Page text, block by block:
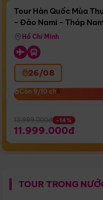
Còn16 ngày 15:31:14
Bay Sun Phuquoc
Tour Hàn Quốc Mùa
- Đảo Nami - Tháp
Airways)
Hồ Chí Minh
26/08
Còn 9/10 chỗ
Còn 9/10 chỗ
13.999.000đ -14%
11.999.000đ
TOUR TRONG